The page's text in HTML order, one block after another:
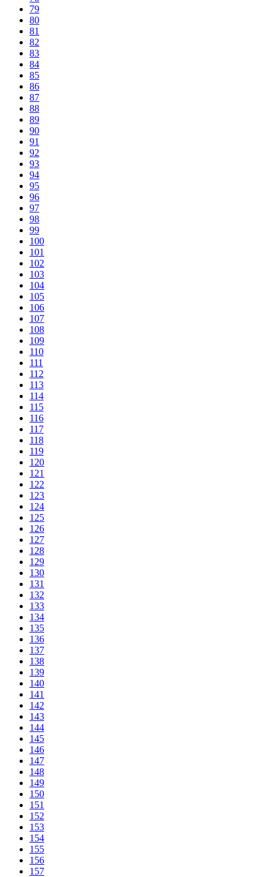
79
80
81
82
83
84
85
86
87
88
89
90
91
92
93
94
95
96
97
98
99
100
101
102
103
104
105
106
107
108
109
110
111
112
113
114
115
116
117
118
119
120
121
122
123
124
125
126
127
128
129
130
131
132
133
134
135
136
137
138
139
140
141
142
143
144
145
146
147
148
149
150
151
152
153
154
155
156
157